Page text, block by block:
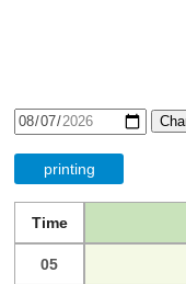
printing
Time
05